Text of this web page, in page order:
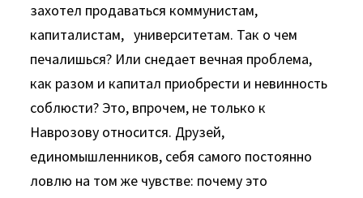
захотел продаваться коммунистам,
капиталистам, университетам. Так о чем
печалишься? Или снедает вечная проблема,
как разом и капитал приобрести и невинность
соблюсти? Это, впрочем, не только к
Наврозову относится. Друзей,
единомышленников, себя самого постоянно
ловлю на том же чувстве: почему это